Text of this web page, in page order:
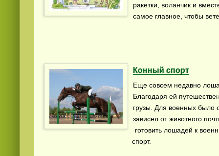
ракетки, воланчик и
самое главное, чтобы
Конный спорт
Еще совсем недавно
Благодаря ей
грузы. Для военных было
зависел от животного
готовить лошадей к
спорт.